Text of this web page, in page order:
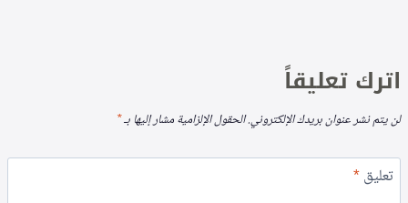
اترك تعليقاً
لن يتم نشر عنوان بريدك الإلكتروني.الحقول الإلزامية مشار إليها بـ*
تعليق*